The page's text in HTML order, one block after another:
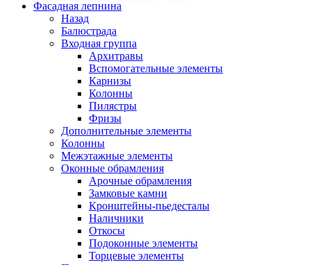
Фасадная лепнина
Назад
Балюстрада
Входная группа
Архитравы
Вспомогательные элементы
Карнизы
Колонны
Пилястры
Фризы
Дополнительные элементы
Колонны
Межэтажные элементы
Оконные обрамления
Арочные обрамления
Замковые камни
Кронштейны-пьедесталы
Наличники
Откосы
Подоконные элементы
Торцевые элементы